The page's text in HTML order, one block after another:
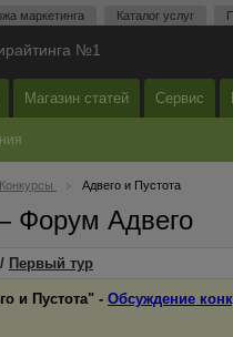
маркетинга Каталог услуг
№1
Магазин статей Сервис
Конкурсы Адвего и Пустота
Форум Адвего
Первый тур
и Пустота" - Обсуждение